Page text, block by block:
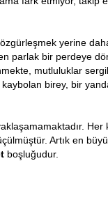
yerine
parlak bir perdeye
mutluluklar
birey, bir
Her
Artık en
boşluğudur.